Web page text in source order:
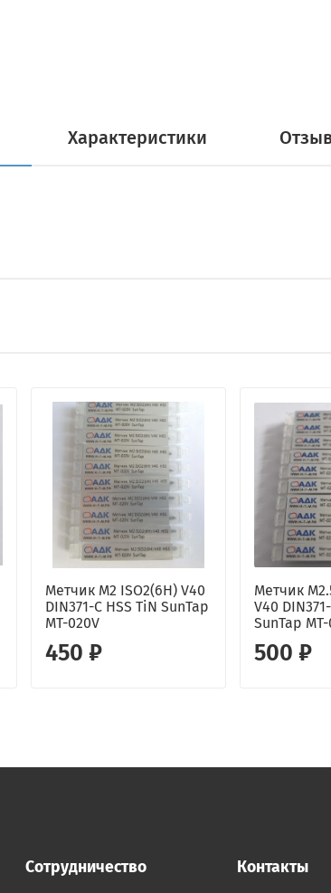
Характеристики
Метчик M2 ISO2(6H) V40
DIN371-C HSS TiN SunTap
MT-020V
450 ₽
Метчик
V40
SunTap
500 ₽
Сотрудничество Контакты